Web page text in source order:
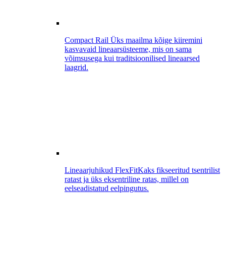
Compact Rail Üks maailma kõige kiiremini
kasvavaid lineaarsüsteeme, mis on sama
võimsusega kui traditsioonilised lineaarsed
laagrid.
Lineaarjuhikud FlexFitKaks fikseeritud tsentrilist
ratast ja üks eksentriline ratas, millel on
eelseadistatud eelpingutus.